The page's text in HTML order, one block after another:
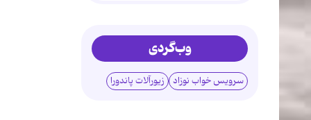
وب‌گردی
سرویس خواب نوزاد زیورآلات پاندورا